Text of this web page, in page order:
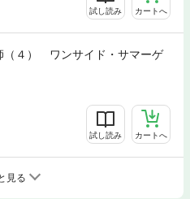
試し読み カートへ
（４） ワンサイド・サマーゲ
試し読み カートへ
見る